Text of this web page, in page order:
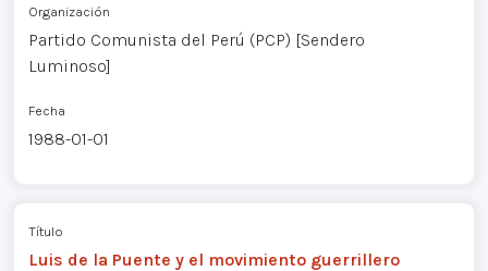
Organización
Partido Comunista del Perú (PCP) [Sendero
Luminoso]
Fecha
1988-01-01
Título
Luis de la Puente y el movimiento guerrillero